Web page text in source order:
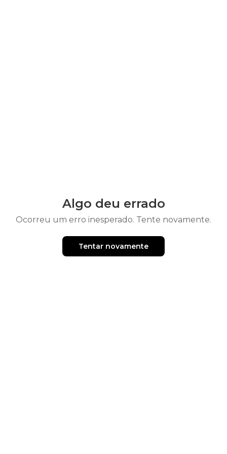
Algo deu errado
Ocorreu um erro inesperado. Tente novamente.
Tentar novamente